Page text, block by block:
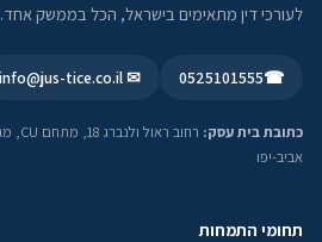
לעורכי דין מתאימים בישראל, הכל בממשק אחד.
☎
0525101555
✉ info@jus-tice.co.il
כתובת בית עסק:
אביב-יפו
תחומי התמחות